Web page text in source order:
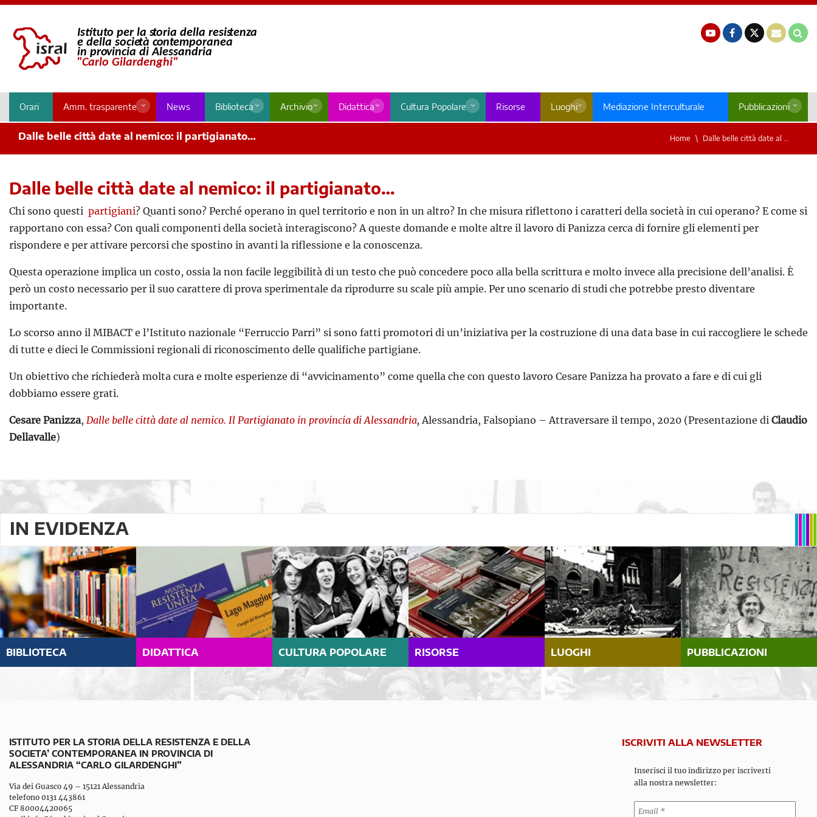
Orari Amm. trasparente News Biblioteca Archivio Didattica Cultura Popolare Risorse Luoghi Mediazione Interculturale Pubblicazioni
Dalle belle città date al nemico: il partigianato… Home Dalle belle città date al ...
Dalle belle città date al nemico: il partigianato…
Chi sono questi partigiani? Quanti sono? Perché operano in quel territorio e non in un altro? In che misura riflettono i caratteri della società in cui operano? E come si
rapportano con essa? Con quali componenti della società interagiscono? A queste domande e molte altre il lavoro di Panizza cerca di fornire gli elementi per
rispondere e per attivare percorsi che spostino in avanti la riflessione e la conoscenza.
Questa operazione implica un costo, ossia la non facile leggibilità di un testo che può concedere poco alla bella scrittura e molto invece alla precisione dell’analisi. È
però un costo necessario per il suo carattere di prova sperimentale da riprodurre su scale più ampie. Per uno scenario di studi che potrebbe presto diventare
importante.
Lo scorso anno il MIBACT e l’Istituto nazionale “Ferruccio Parri” si sono fatti promotori di un’iniziativa per la costruzione di una data base in cui raccogliere le schede
di tutte e dieci le Commissioni regionali di riconoscimento delle qualifiche partigiane.
Un obiettivo che richiederà molta cura e molte esperienze di “avvicinamento” come quella che con questo lavoro Cesare Panizza ha provato a fare e di cui gli
dobbiamo essere grati.
Cesare Panizza, Dalle belle città date al nemico. Il Partigianato in provincia di Alessandria,Alessandria, Falsopiano – Attraversare il tempo, 2020 (Presentazione di Claudio
Dellavalle)
IN EVIDENZA
BIBLIOTECA DIDATTICA CULTURA POPOLARE RISORSE LUOGHI PUBBLICAZIONI
ISTITUTO PER LA STORIA DELLA RESISTENZA E DELLA
SOCIETA’ CONTEMPORANEA IN PROVINCIA DI
ALESSANDRIA “CARLO GILARDENGHI”
Via dei Guasco 49 – 15121 Alessandria
telefono 0131 443861
CF 80004420065
ISCRIVITI ALLA NEWSLETTER
Inserisci il tuo indirizzo per iscriverti
alla nostra newsletter: